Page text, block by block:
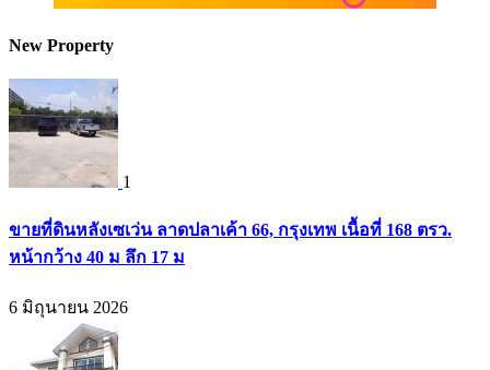
New Property
1
ขายที่ดินหลังเซเว่น ลาดปลาเค้า 66, กรุงเทพ เนื้อที่ 168 ตรว.
หน้ากว้าง 40 ม ลึก 17 ม
6 มิถุนายน 2026